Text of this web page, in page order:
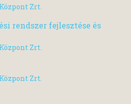
Zrt.
rendszer fejlesztése és
Zrt.
Zrt.